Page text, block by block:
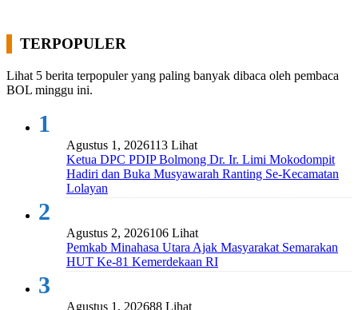
TERPOPULER
Lihat 5 berita terpopuler yang paling banyak dibaca oleh pembaca
BOL minggu ini.
1
Agustus 1, 2026113 Lihat
Ketua DPC PDIP Bolmong Dr. Ir. Limi Mokodompit
Hadiri dan Buka Musyawarah Ranting Se-Kecamatan
Lolayan
2
Agustus 2, 2026106 Lihat
Pemkab Minahasa Utara Ajak Masyarakat Semarakan
HUT Ke-81 Kemerdekaan RI
3
Agustus 1, 202688 Lihat